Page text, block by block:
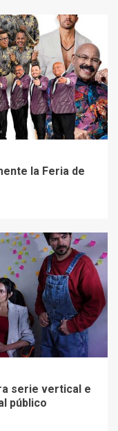
la Feria de
serie vertical e
público